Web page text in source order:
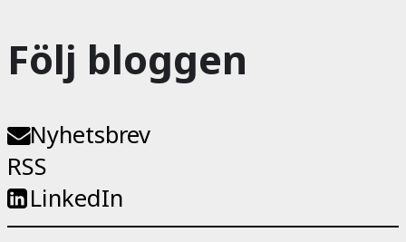
Följ bloggen
Nyhetsbrev
RSS
LinkedIn